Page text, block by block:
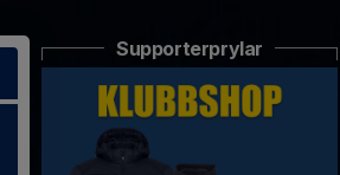
Supporterprylar